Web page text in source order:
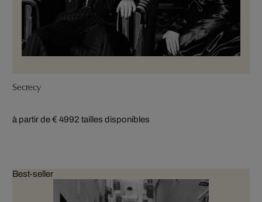
Secrecy
à partir de € 4992 tailles disponibles
Best-seller